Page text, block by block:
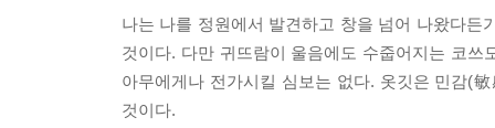
나는 나를 정원에서 발견하고 창을 넘어 나왔다
것이다. 다만 귀뜨람이 울음에도 수줍어지는 코
아무에게나 전가시킬 심보는 없다. 옷깃은 민감(
것이다.